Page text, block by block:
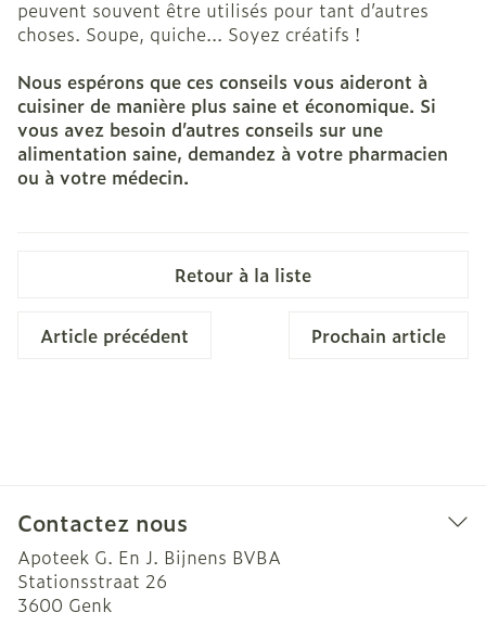
peuvent souvent être utilisés pour tant d’autres
choses. Soupe, quiche... Soyez créatifs !
Nous espérons que ces conseils vous aideront à
cuisiner de manière plus saine et économique. Si
vous avez besoin d’autres conseils sur une
alimentation saine, demandez à votre pharmacien
ou à votre médecin.
Retour à la liste
Article précédent Prochain article
Contactez nous
Apoteek G. En J. Bijnens BVBA
Stationsstraat 26
3600 Genk